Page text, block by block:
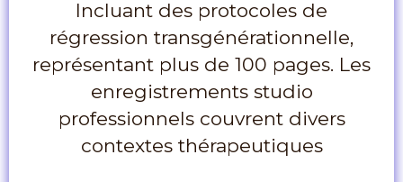
Incluant des protocoles de
régression transgénérationnelle,
représentant plus de 100 pages. Les
enregistrements studio
professionnels couvrent divers
contextes thérapeutiques